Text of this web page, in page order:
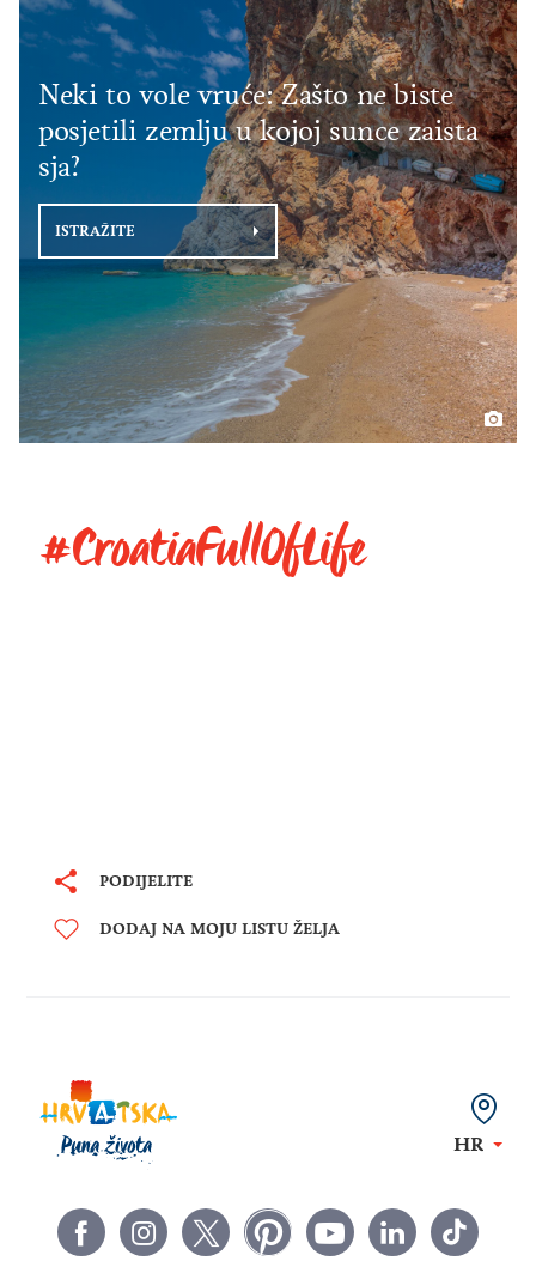
Neki to vole vruće: Zašto ne biste
posjetili zemlju u kojoj sunce zaista
sja?
ISTRAŽITE
#CroatiaFullOfLife
PODIJELITE
DODAJ NA MOJU LISTU ŽELJA
HR